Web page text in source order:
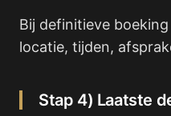
Bij definitieve
locatie, tijden,
Stap 4) Laatste